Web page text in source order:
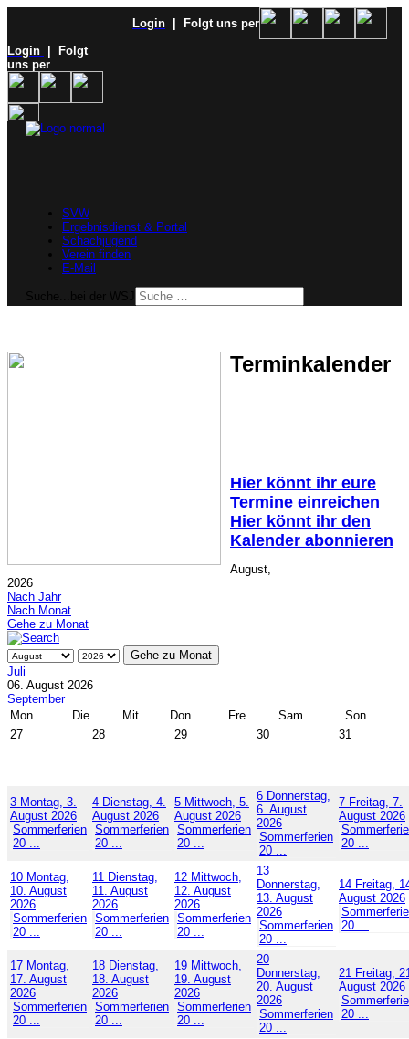
Login
| Folgt uns per
Login
| Folgt
uns per
SVW
Ergebnisdienst & Portal
Schachjugend
Verein finden
E-Mail
Terminkalender
Hier könnt ihr eure
Termine einreichen
Hier könnt ihr den
Kalender abonnieren
August,
2026
Nach Jahr
Nach Monat
Gehe zu Monat
Gehe zu Monat
Juli
06. August 2026
September
Mon
Die Mit Don Fre Sam
Son
27
28 29 30 31
3 Montag, 3.
August 2026
Sommerferien
20 ...
4 Dienstag, 4.
August 2026
Sommerferien
20 ...
5 Mittwoch, 5.
August 2026
Sommerferien
20 ...
6 Donnerstag,
6. August
2026
Sommerferien
20 ...
7 Freitag, 7.
August 2026
20 ...
10 Montag,
10. August
2026
Sommerferien
20 ...
11 Dienstag,
11. August
2026
Sommerferien
20 ...
12 Mittwoch,
12. August
2026
Sommerferien
20 ...
13
Donnerstag,
13. August
2026
Sommerferien
20 ...
14 Freitag,
August 2026
20 ...
17 Montag,
17. August
2026
Sommerferien
20 ...
18 Dienstag,
18. August
2026
Sommerferien
20 ...
19 Mittwoch,
19. August
2026
Sommerferien
20 ...
20
Donnerstag,
20. August
2026
Sommerferien
20 ...
21 Freitag,
August 2026
20 ...